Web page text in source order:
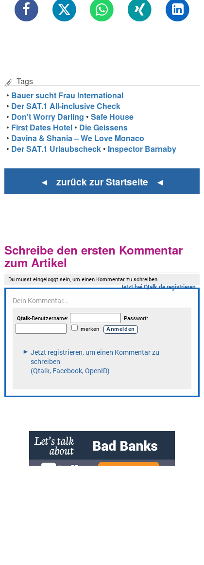
Tags
• Bauer sucht Frau International
• Der SAT.1 All-inclusive Check
• Don't Worry Darling •Safe House
• First Dates Hotel • Die Geissens
• Davina & Shania – We Love Monaco
• Der SAT.1 Urlaubscheck • Inspector Barnaby
◄ zurück zur Startseite ◄
Schreibe den ersten Kommentar
zum Artikel